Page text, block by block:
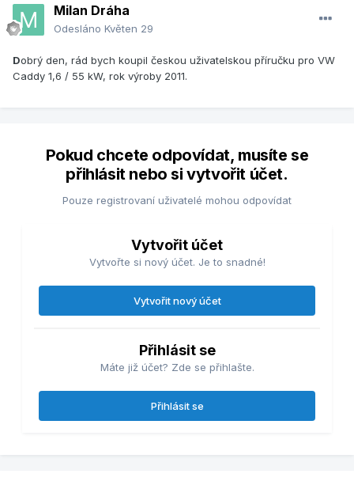
Milan Dráha
Odesláno Květen 29
Dobrý den, rád bych koupil českou uživatelskou příručku pro VW
Caddy 1,6 / 55 kW, rok výroby 2011.
Pokud chcete odpovídat, musíte se
přihlásit nebo si vytvořit účet.
Pouze registrovaní uživatelé mohou odpovídat
Vytvořit účet
Vytvořte si nový účet. Je to snadné!
Vytvořit nový účet
Přihlásit se
Máte již účet? Zde se přihlašte.
Přihlásit se